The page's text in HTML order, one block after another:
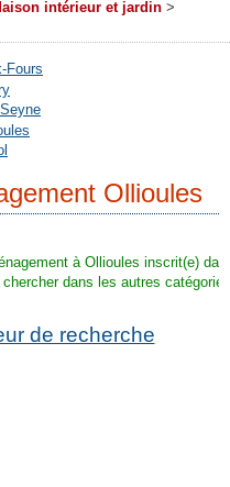
intérieur et jardin >
Fours
Ollioules
à Ollioules inscrit(e)
dans les autres
de recherche